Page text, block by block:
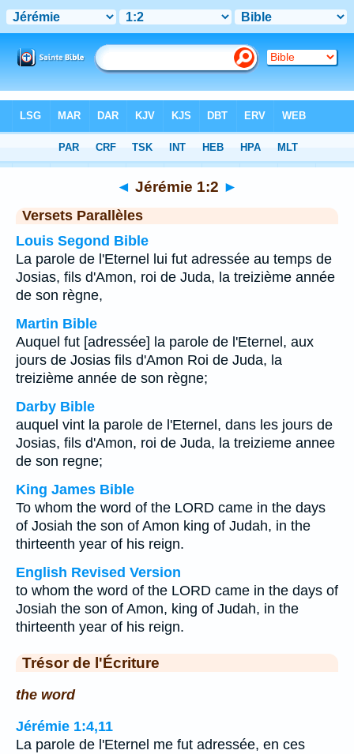
Chapitre 1> Verset 2
◄ Jérémie 1:2 ►
Versets Parallèles
Louis Segond Bible
La parole de l'Eternel lui fut adressée au temps de
Josias, fils d'Amon, roi de Juda, la treizième année
de son règne,
Martin Bible
Auquel fut [adressée] la parole de l'Eternel, aux
jours de Josias fils d'Amon Roi de Juda, la
treizième année de son règne;
Darby Bible
auquel vint la parole de l'Eternel, dans les jours de
Josias, fils d'Amon, roi de Juda, la treizieme annee
de son regne;
King James Bible
To whom the word of the LORD came in the days
of Josiah the son of Amon king of Judah, in the
thirteenth year of his reign.
English Revised Version
to whom the word of the LORD came in the days of
Josiah the son of Amon, king of Judah, in the
thirteenth year of his reign.
Trésor de l'Écriture
the word
Jérémie 1:4,11
La parole de l'Eternel me fut adressée, en ces